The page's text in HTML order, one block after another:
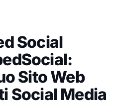
Social
Sito Web
Social Media